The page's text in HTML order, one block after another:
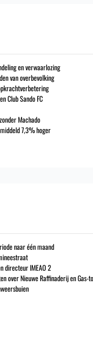
en verwaarlozing
van overbevolking
Club Sando FC
Machado
7,3% hoger
naar één maand
directeur IMEAO 2
over Nieuwe Raffinaderij en Gas-